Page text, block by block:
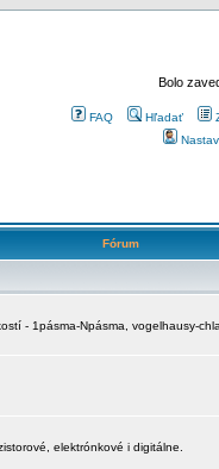
Bolo
FAQ Hľadať
Fórum
- 1pásma-Npásma, vogelhausy-
elektrónkové i digitálne.